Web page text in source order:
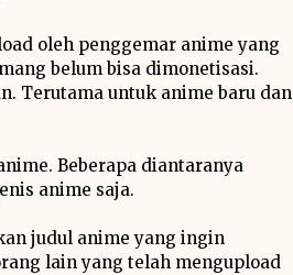
oleh penggemar anime yang
belum bisa dimonetisasi.
Terutama untuk anime baru dan
Beberapa diantaranya
anime saja.
judul anime yang ingin
lain yang telah mengupload